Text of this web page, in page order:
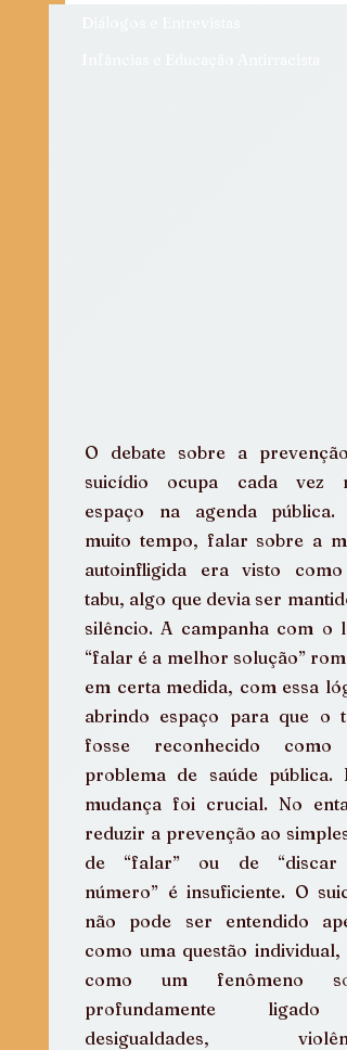
O debate sobre a prevenção
suicídio ocupa cada vez
espaço na agenda pública.
muito tempo, falar sobre a
autoinfligida era visto como
tabu, algo que devia ser
silêncio. A campanha com o
“falar é a melhor solução”
em certa medida, com essa
abrindo espaço para que o
fosse reconhecido como
problema de saúde pública.
mudança foi crucial. No
reduzir a prevenção ao simples
de “falar” ou de “discar
número” é insuficiente. O
não pode ser entendido
como uma questão individual,
como um fenômeno
profundamente
desigualdades,